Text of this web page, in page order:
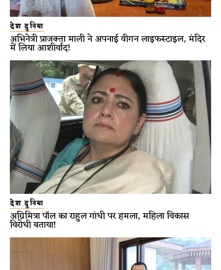
देश दुनिया
अभिनेत्री प्राजक्ता माली ने अपनाई वीगन लाइफस्टाइल, मंदिर
में लिया आशीर्वाद!
देश दुनिया
अग्निमित्रा पॉल का राहुल गांधी पर हमला, महिला विकास
विरोधी बताया!